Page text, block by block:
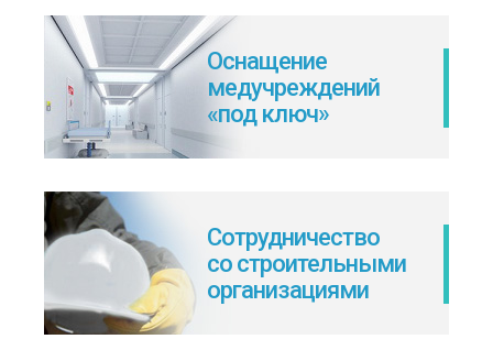
Оснащение
медучреждений
«под ключ»
Сотрудничество
со строительными
организациями